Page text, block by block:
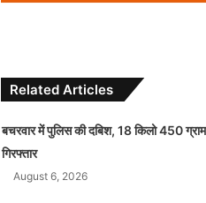
Related Articles
बचरवार में पुलिस की दबिश, 18 किलो 450
गिरफ्तार
August 6, 2026